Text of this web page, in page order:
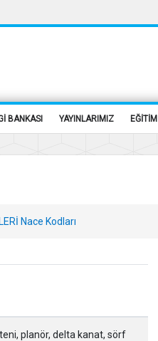
BANKASI YAYINLARIMIZ EĞİTİM
Nace Kodları
planör, delta kanat, sörf